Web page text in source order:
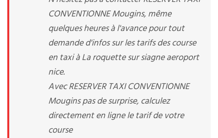
CONVENTIONNE Mougins, même
quelques heures à l'avance pour tout
demande d'infos sur les tarifs des course
en taxi à La roquette sur siagne aeroport
nice.
Avec RESERVER TAXI CONVENTIONNE
Mougins pas de surprise, calculez
directement en ligne le tarif de votre
course